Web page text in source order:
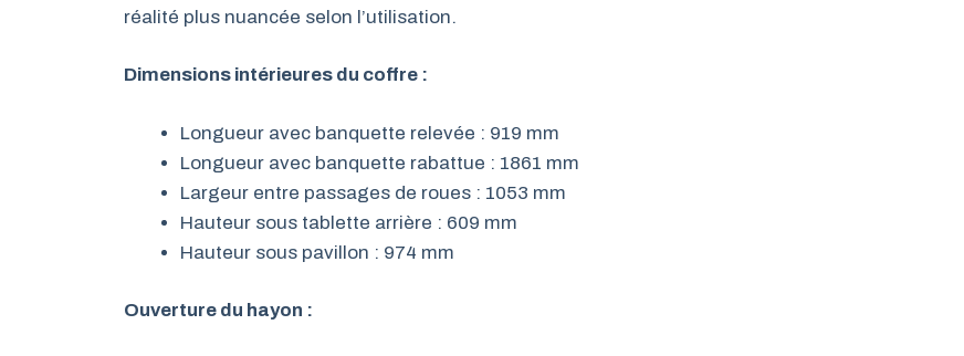
réalité plus nuancée selon l’utilisation.
Dimensions intérieures du coffre :
Longueur avec banquette relevée : 919 mm
Longueur avec banquette rabattue : 1861 mm
Largeur entre passages de roues : 1053 mm
Hauteur sous tablette arrière : 609 mm
Hauteur sous pavillon : 974 mm
Ouverture du hayon :